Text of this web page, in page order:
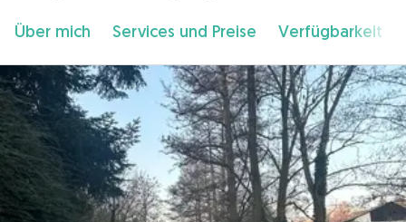
Über mich Services und Preise Verfügbarkeit